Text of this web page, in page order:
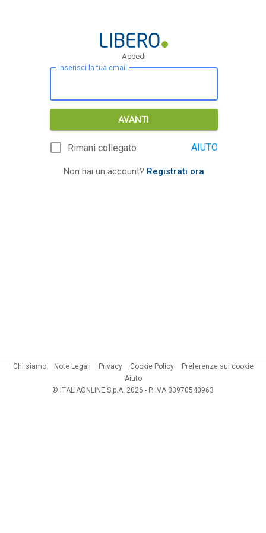
Accedi
Inserisci la tua email
AVANTI
Rimani collegato AIUTO
Non hai un account? Registrati ora
Chi siamo Note Legali Privacy Cookie Policy
Preferenze sui cookie
Aiuto
© ITALIAONLINE S.p.A. 2026 - P. IVA 03970540963